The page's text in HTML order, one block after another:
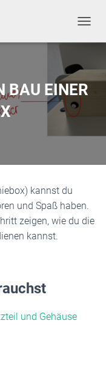
BAU EINER
kannst du
und Spaß haben.
zeigen, wie du die
kannst.
und Gehäuse